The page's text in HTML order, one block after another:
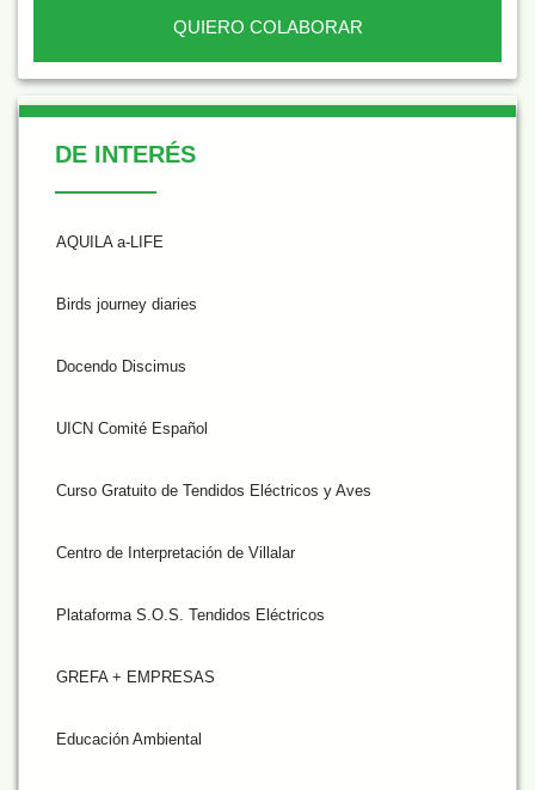
QUIERO COLABORAR
De Interés
DE INTERÉS
AQUILA a-LIFE
Birds journey diaries
Docendo Discimus
UICN Comité Español
Curso Gratuito de Tendidos Eléctricos y Aves
Centro de Interpretación de Villalar
Plataforma S.O.S. Tendidos Eléctricos
GREFA + EMPRESAS
Educación Ambiental